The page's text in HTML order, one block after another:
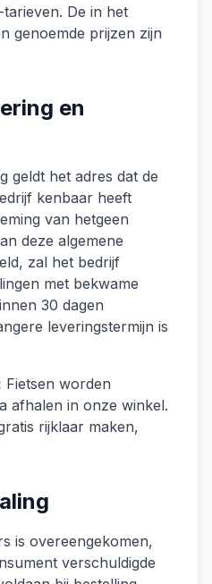
De in het
genoemde prijzen zijn
en
geldt het adres dat de
kenbaar heeft
van hetgeen
deze algemene
zal het bedrijf
met bekwame
30 dagen
leveringstermijn is
Fietsen worden
afhalen in onze winkel.
rijklaar maken,
is overeengekomen,
verschuldigde